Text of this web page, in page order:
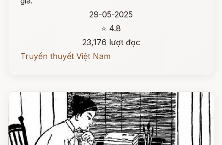
29-05-2025
⭐ 4.8
23,176 lượt đọc
Truyền thuyết Việt Nam